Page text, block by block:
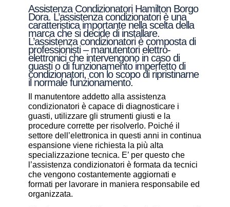
Assistenza Condizionatori Hamilton Borgo
Dora. L’assistenza condizionatori è una
caratteristica importante nella scelta della
marca che si decide di installare.
L’assistenza condizionatori è composta di
professionisti – manutentori elettro-
elettronici che intervengono in caso di
guasti o di funzionamento imperfetto di
condizionatori, con lo scopo di ripristinarne
il normale funzionamento.
Il manutentore addetto alla assistenza
condizionatori è capace di diagnosticare i
guasti, utilizzare gli strumenti giusti e la
procedure corrette per risolverlo. Poiché il
settore dell’elettronica in questi anni in continua
espansione viene richiesta la più alta
specializzazione tecnica. E’ per questo che
l’assistenza condizionatori è formata da tecnici
che vengono costantemente aggiornati e
formati per lavorare in maniera responsabile ed
organizzata.